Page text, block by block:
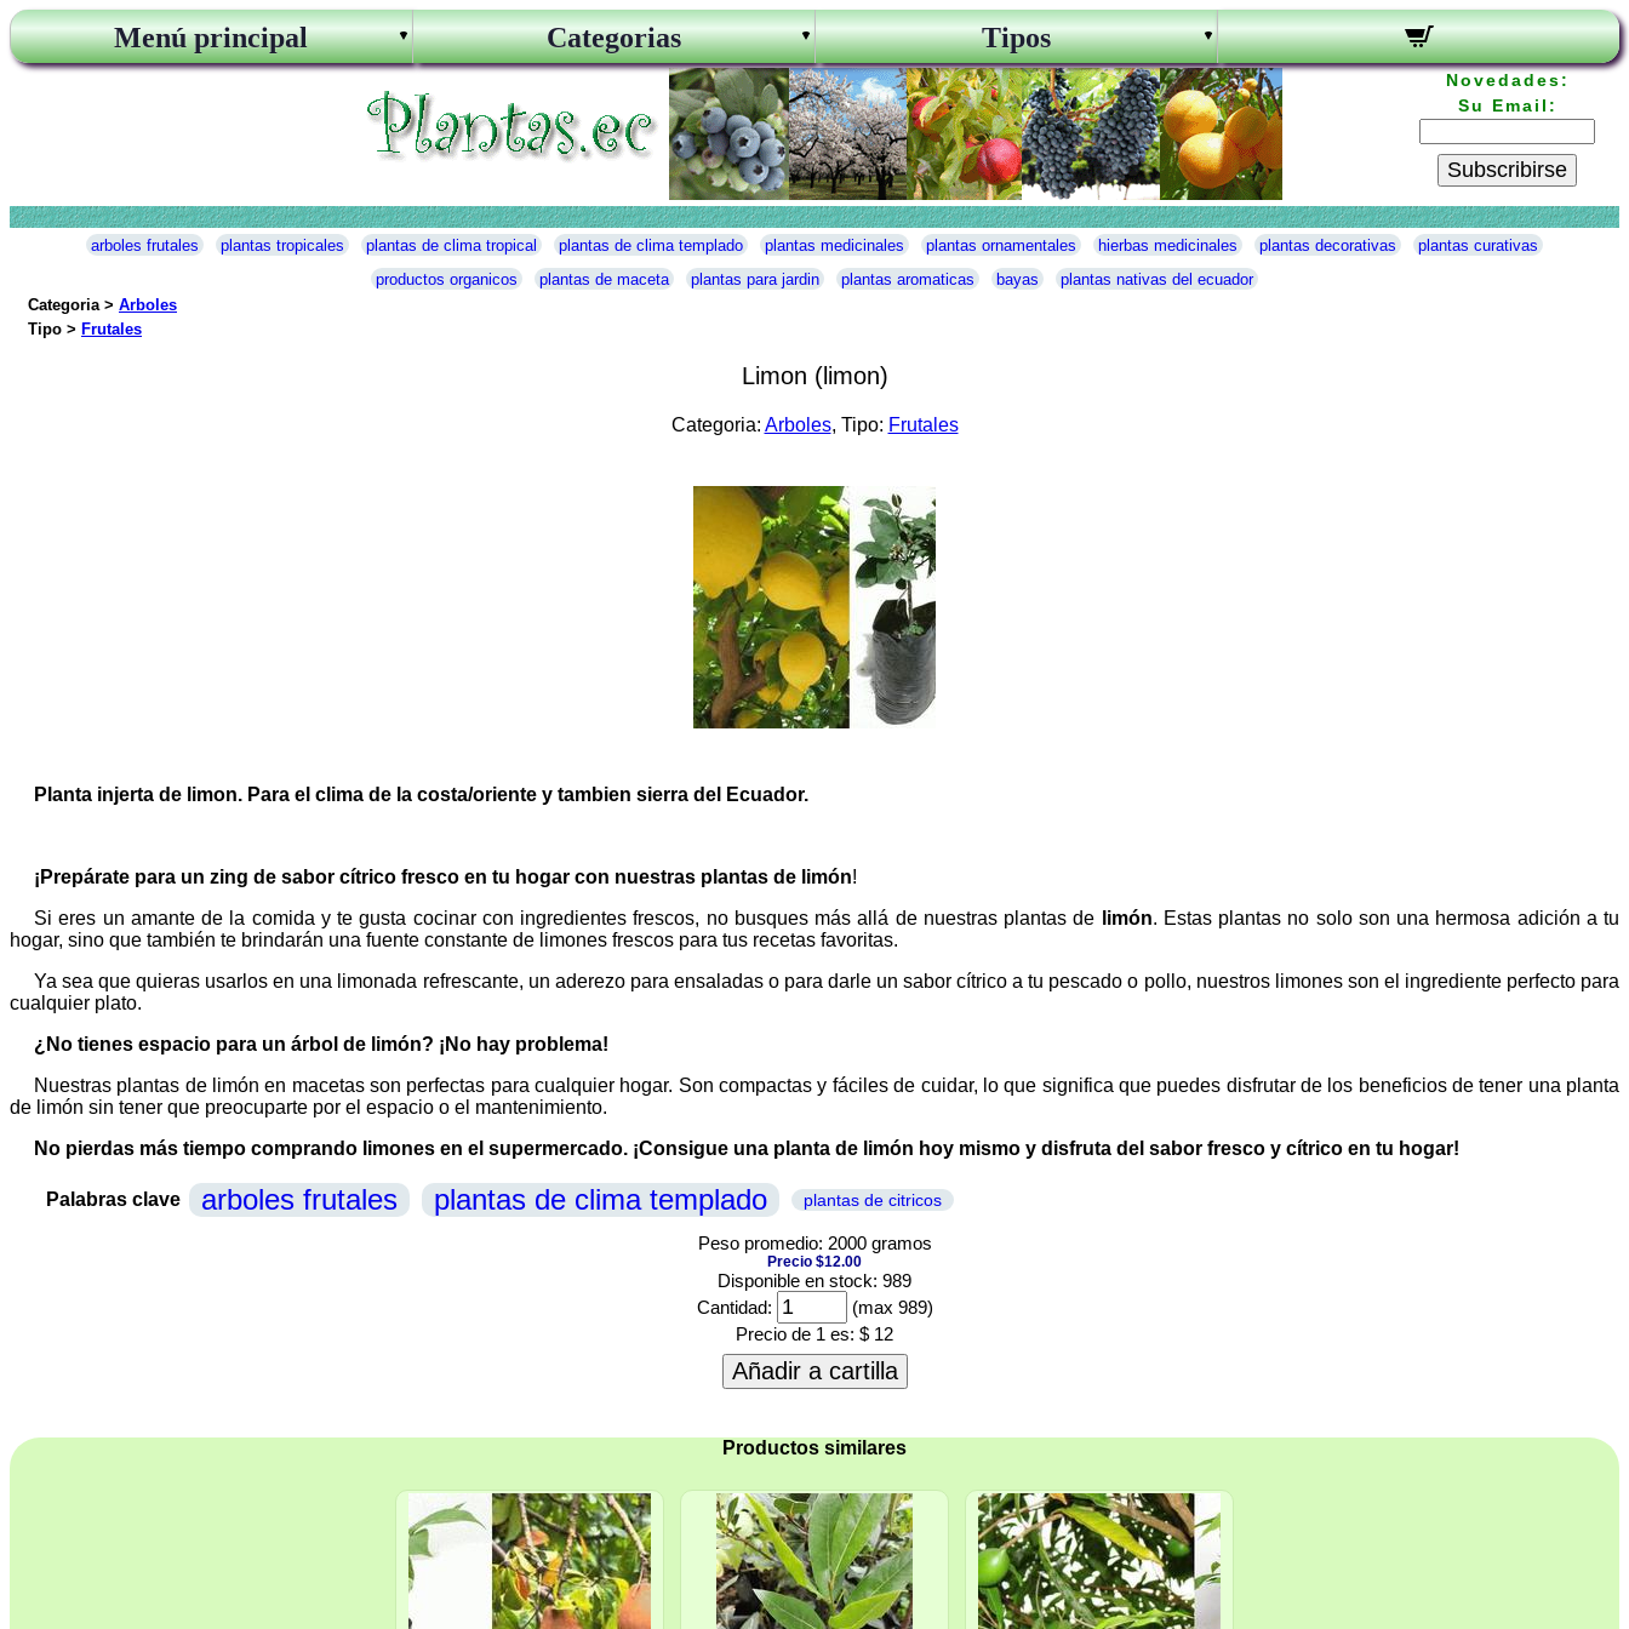
Menú principal Categorias Tipos
Novedades:
Su Email:
Subscribirse
arboles frutales plantas tropicales plantas de clima tropical plantas de clima templado plantas medicinales plantas ornamentales hierbas medicinales plantas decorativas
plantas curativas
productos organicos
plantas de maceta plantas para jardin plantas aromaticas bayas
plantas nativas del ecuador
Categoria > Arboles
Tipo > Frutales
Limon (limon)
Categoria: Arboles, Tipo: Frutales
Planta injerta de limon. Para el clima de la costa/oriente y tambien sierra del Ecuador.
¡Prepárate para un zing de sabor cítrico fresco en tu hogar con nuestras plantas de limón!
Si eres un amante de la comida y te gusta cocinar con ingredientes frescos, no busques más allá de nuestras plantas de
limón. Estas plantas no solo son una hermosa adición a tu
hogar, sino que también te brindarán una fuente constante de limones frescos para tus recetas favoritas.
Ya sea que quieras usarlos en una limonada refrescante, un aderezo para ensaladas o para darle un sabor cítrico a tu pescado o pollo, nuestros limones son el ingrediente perfecto para
cualquier plato.
¿No tienes espacio para un árbol de limón? ¡No hay problema!
Nuestras plantas de limón en macetas son perfectas para cualquier hogar. Son compactas y fáciles de cuidar, lo que significa que puedes disfrutar de los beneficios de tener una planta
de limón sin tener que preocuparte por el espacio o el mantenimiento.
No pierdas más tiempo comprando limones en el supermercado. ¡Consigue una planta de limón hoy mismo y disfruta del sabor fresco y cítrico en tu hogar!
Palabras clave arboles frutales plantas de clima templado plantas de citricos
Peso promedio: 2000 gramos
Precio $12.00
Disponible en stock: 989
Cantidad:
(max 989)
Precio de 1 es: $ 12
Añadir a cartilla
Productos similares